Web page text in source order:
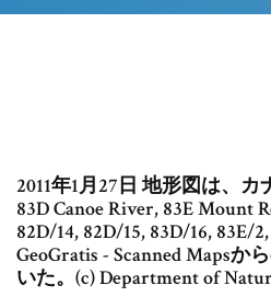
2011年1月27日 地形図は、カ
83D Canoe River, 83E Mount
82D/14, 82D/15, 83D/16, 83E/
GeoGratis - Scanned Mapsか
いた。(c) Department of